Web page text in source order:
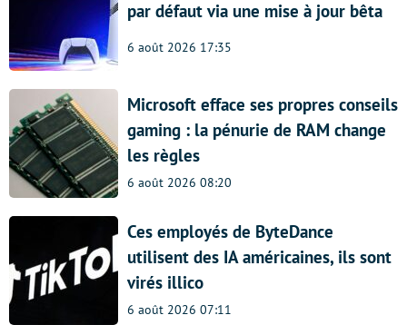
par défaut via une mise à jour bêta
6 août 2026 17:35
Microsoft efface ses propres conseils
gaming : la pénurie de RAM change
les règles
6 août 2026 08:20
Ces employés de ByteDance
utilisent des IA américaines, ils sont
virés illico
6 août 2026 07:11